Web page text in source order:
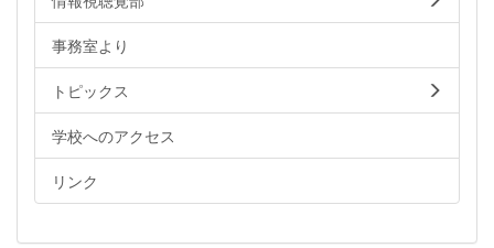
事務室より
トピックス
学校へのアクセス
リンク